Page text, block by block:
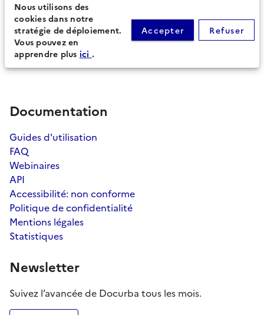
Cliquez sur l'onglet suivant pour afficher les
DU communaux.
Documentation
Guides d'utilisation
FAQ
Webinaires
API
Accessibilité: non conforme
Politique de confidentialité
Mentions légales
Statistiques
Newsletter
Suivez l’avancée de Docurba tous les mois.
Nous utilisons des
cookies dans notre
stratégie de déploiement.
Vous pouvez en
apprendre plus ici .
Accepter Refuser